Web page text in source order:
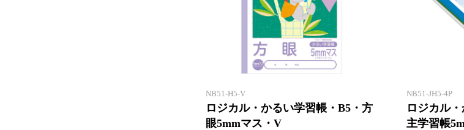
NB51-H5-V
ロジカル・かるい学習帳・B5・方
眼5mmマス・V
「エアー用紙」
NB51-JH5-4P
ロジカル
主学習帳